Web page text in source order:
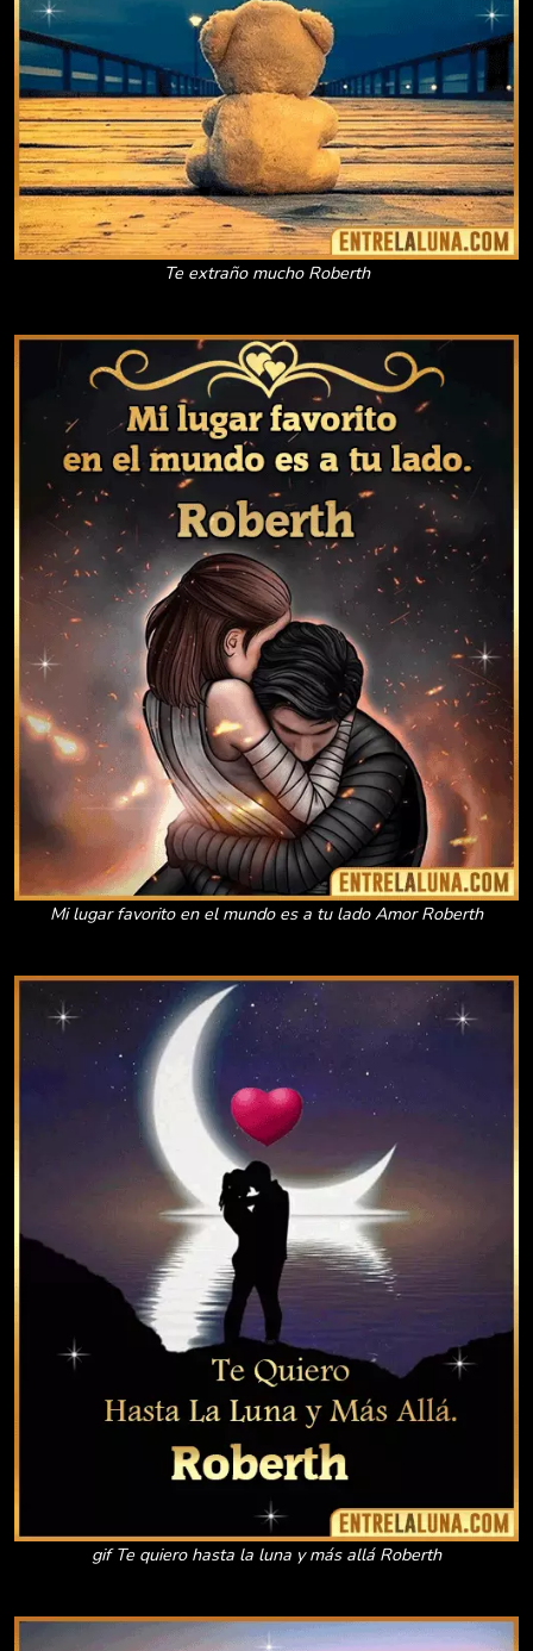
Te extraño mucho Roberth
Mi lugar favorito en el mundo es a tu lado Amor Roberth
gif Te quiero hasta la luna y más allá Roberth